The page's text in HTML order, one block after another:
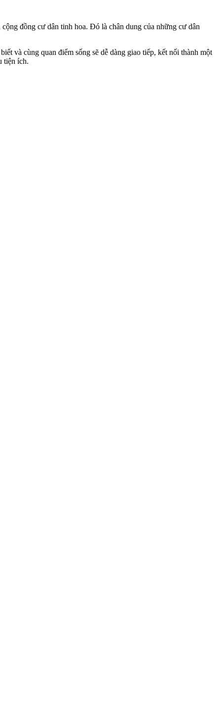
đồng cư dân tinh hoa. Đó là chân dung của những cư dân
và cùng quan điểm sống sẽ dễ dàng giao tiếp, kết nối thành một
tiện ích.